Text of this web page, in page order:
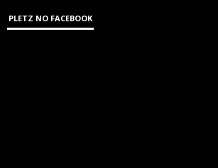
PLETZ NO FACEBOOK